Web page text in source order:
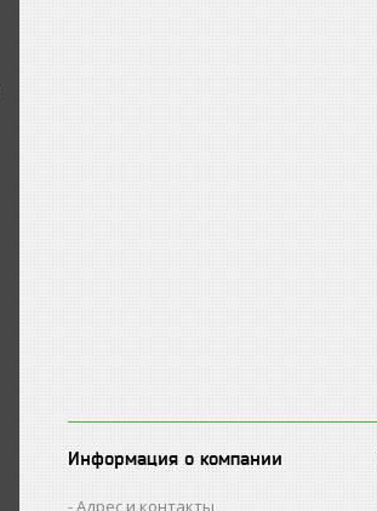
Информация о компании
Адрес и контакты